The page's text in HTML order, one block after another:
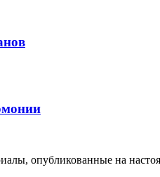
опубликованные на